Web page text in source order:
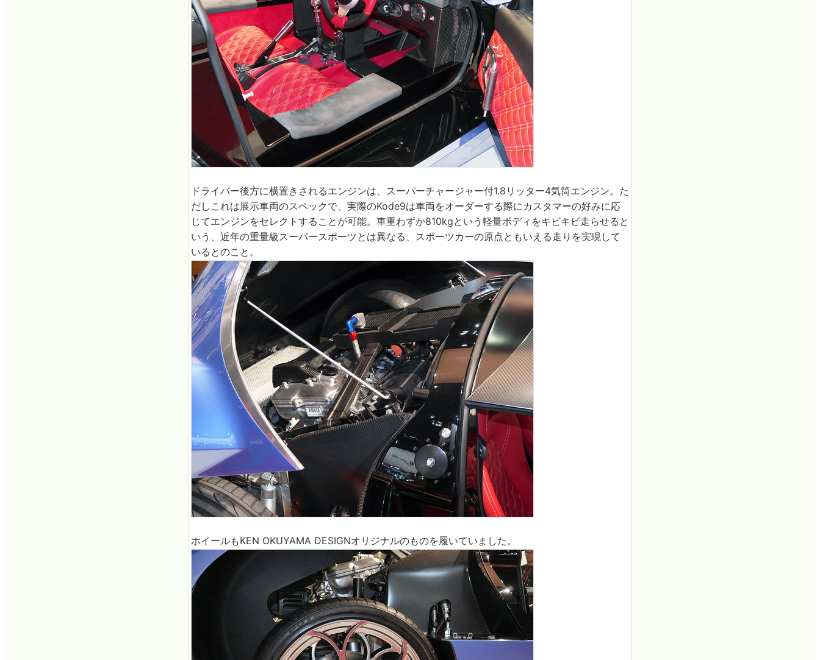
ドライバー後方に横置きされるエンジンは、スーパーチャージャー付1.8リッター4気筒エンジン。た
だしこれは展示車両のスペックで、実際のKode9は車両をオーダーする際にカスタマーの好みに応
じてエンジンをセレクトすることが可能。車重わずか810kgという軽量ボディをキビキビ走らせると
いう、近年の重量級スーパースポーツとは異なる、スポーツカーの原点ともいえる走りを実現して
いるとのこと。
ホイールもKEN OKUYAMA DESIGNオリジナルのものを履いていました。